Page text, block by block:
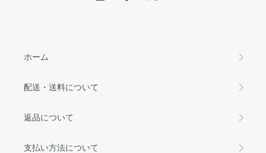
ホーム
配送・送料について
返品について
支払い方法について